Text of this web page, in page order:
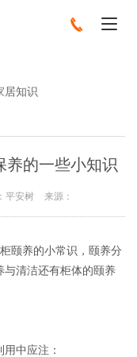
居知识
养的一些小知识
平安树 来源：
颐养的小常识，颐养分
与清洁还有柜体的颐养
中应注：